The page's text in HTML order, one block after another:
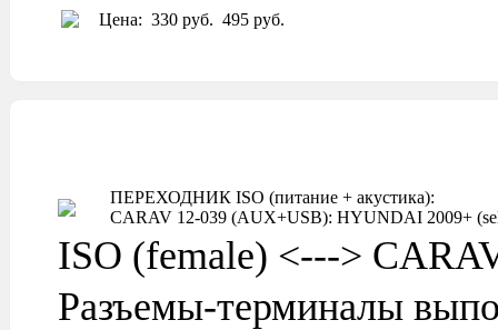
Цена: 330 руб. 495 руб.
ПЕРЕХОДНИК ISO (питание + акустика):
CARAV 12-039 (AUX+USB): HYUNDAI 2009+
ISO (female) <--->
Разъемы-терминалы